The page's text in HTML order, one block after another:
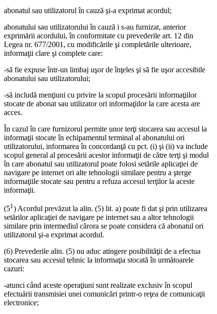
abonatul sau utilizatorul în cauză şi-a exprimat acordul;
abonatului sau utilizatorului în cauză i s-au furnizat, anterior
exprimării acordului, în conformitate cu prevederile art. 12 din
Legea nr. 677/2001, cu modificările şi completările ulterioare,
informaţii clare şi complete care:
-să fie expuse într-un limbaj uşor de înţeles şi să fie uşor accesibile
abonatului sau utilizatorului;
-să includă menţiuni cu privire la scopul procesării informaţiilor
stocate de abonat sau utilizator ori informaţiilor la care acesta are
acces.
În cazul în care furnizorul permite unor terţi stocarea sau accesul la
informaţii stocate în echipamentul terminal al abonatului ori
utilizatorului, informarea în concordanţă cu pct. (i) şi (ii) va include
scopul general al procesării acestor informaţii de către terţi şi modul
în care abonatul sau utilizatorul poate folosi setările aplicaţiei de
navigare pe internet ori alte tehnologii similare pentru a şterge
informaţiile stocate sau pentru a refuza accesul terţilor la aceste
informaţii.
(51 ) Acordul prevăzut la alin. (5) lit. a) poate fi dat şi prin utilizarea
setărilor aplicaţiei de navigare pe internet sau a altor tehnologii
similare prin intermediul cărora se poate considera că abonatul ori
utilizatorul şi-a exprimat acordul.
(6) Prevederile alin. (5) nu aduc atingere posibilităţii de a efectua
stocarea sau accesul tehnic la informaţia stocată în următoarele
cazuri:
-atunci când aceste operaţiuni sunt realizate exclusiv în scopul
efectuării transmisiei unei comunicări printr-o reţea de comunicaţii
electronice;